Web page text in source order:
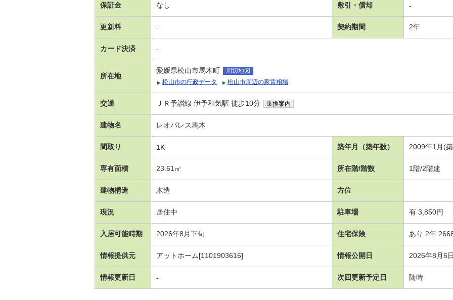
保証金 なし 敷引・償却 -
更新料 - 契約期間 2年
カード決済 -
所在地
愛媛県松山市馬木町
周辺地図
松山市の行政データ
松山市周辺の家賃相場
交通 ＪＲ予讃線 伊予和気駅 徒歩10分 乗換案内
建物名 レオパレス馬木
間取り 1K 築年月（築年数） 2009年1月(
専有面積 23.61㎡ 所在階/階数 1階/2階建
建物構造 木造 方位
現況 居住中 駐車場 有 3,850円
入居可能時期 2026年8月下旬 住宅保険 あり 2年
情報提供元 アットホーム[1101903616] 情報公開日 2026年8月6日
情報更新日 - 次回更新予定日 随時